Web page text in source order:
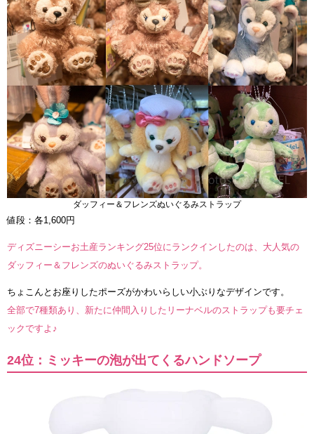
ダッフィー＆フレンズぬいぐるみストラップ
値段：各1,600円
ディズニーシーお土産ランキング25位にランクインしたのは、大人気の
ダッフィー＆フレンズのぬいぐるみストラップ。
ちょこんとお座りしたポーズがかわいらしい小ぶりなデザインです。
全部で7種類あり、新たに仲間入りしたリーナベルのストラップも要チェ
ックですよ♪
24位：ミッキーの泡が出てくるハンドソープ